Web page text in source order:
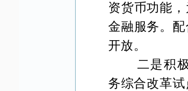
资货币功能
金融服务。
开放。
二是积
务综合改革